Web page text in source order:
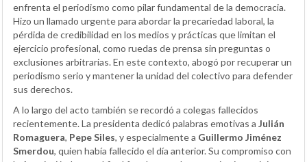
enfrenta el periodismo como pilar fundamental de la democracia.
Hizo un llamado urgente para abordar la precariedad laboral, la
pérdida de credibilidad en los medios y prácticas que limitan el
ejercicio profesional, como ruedas de prensa sin preguntas o
exclusiones arbitrarias. En este contexto, abogó por recuperar un
periodismo serio y mantener la unidad del colectivo para defender
sus derechos.
A lo largo del acto también se recordó a colegas fallecidos
recientemente. La presidenta dedicó palabras emotivas a Julián
Romaguera, Pepe Siles, y especialmente a Guillermo Jiménez
Smerdou, quien había fallecido el día anterior. Su compromiso con